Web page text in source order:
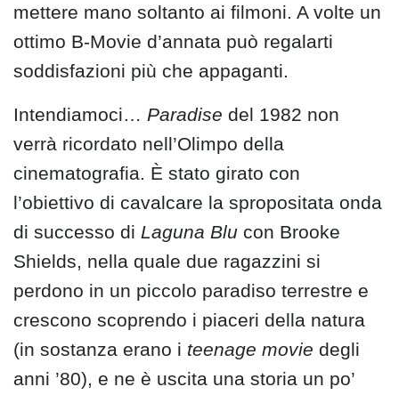
mettere mano soltanto ai filmoni. A volte un
ottimo B-Movie d’annata può regalarti
soddisfazioni più che appaganti.
Intendiamoci… Paradise del 1982 non
verrà ricordato nell’Olimpo della
cinematografia. È stato girato con
l’obiettivo di cavalcare la spropositata onda
di successo di Laguna Blu con Brooke
Shields, nella quale due ragazzini si
perdono in un piccolo paradiso terrestre e
crescono scoprendo i piaceri della natura
(in sostanza erano i teenage movie degli
anni ’80), e ne è uscita una storia un po’